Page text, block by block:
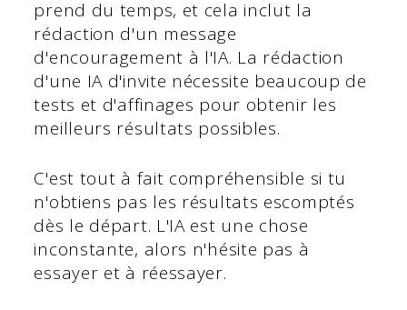
prend du temps, et cela inclut la
rédaction d'un message
d'encouragement à l'IA. La rédaction
d'une IA d'invite nécessite beaucoup de
tests et d'affinages pour obtenir les
meilleurs résultats possibles.
C'est tout à fait compréhensible si tu
n'obtiens pas les résultats escomptés
dès le départ. L'IA est une chose
inconstante, alors n'hésite pas à
essayer et à réessayer.